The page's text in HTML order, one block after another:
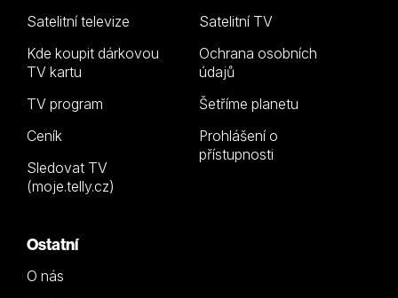
Satelitní televize
Kde koupit dárkovou
TV kartu
TV program
Ceník
Sledovat TV
(moje.telly.cz)
Satelitní TV
Ochrana osobních
údajů
Šetříme planetu
Prohlášení o
přístupnosti
Ostatní
O nás